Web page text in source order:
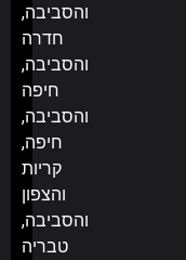
והסביבה,
חדרה
והסביבה,
חיפה
והסביבה,
חיפה,
קריות
והצפון
והסביבה,
טבריה